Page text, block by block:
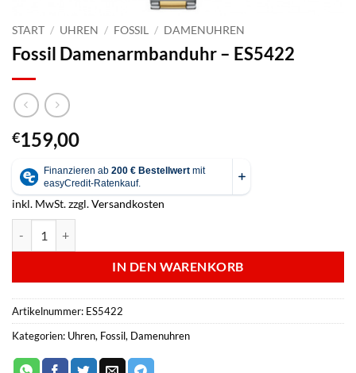
START / UHREN / FOSSIL / DAMENUHREN
Fossil Damenarmbanduhr – ES5422
€159,00
inkl. MwSt.zzgl.Versandkosten
IN DEN WARENKORB
Artikelnummer: ES5422
Kategorien: Uhren, Fossil, Damenuhren